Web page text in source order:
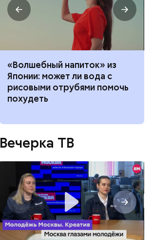
«Волшебный напиток» из
Японии: может ли вода с
рисовыми отрубями помочь
похудеть
Вечерка ТВ